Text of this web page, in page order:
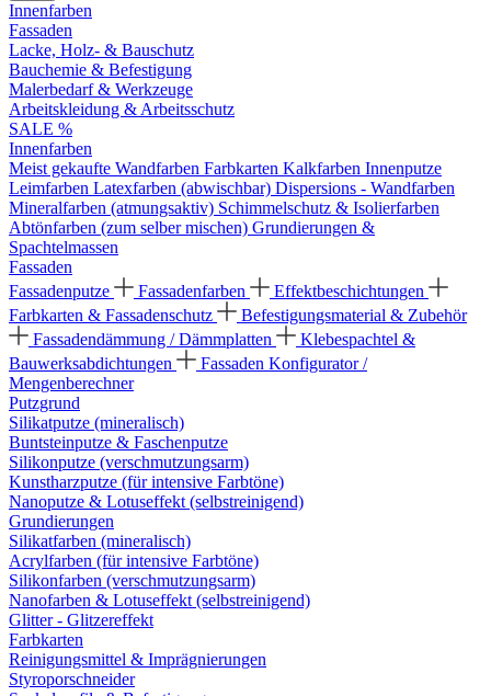
Innenfarben
Fassaden
Lacke, Holz- & Bauschutz
Bauchemie & Befestigung
Malerbedarf & Werkzeuge
Arbeitskleidung & Arbeitsschutz
SALE %
Innenfarben
Meist gekaufte Wandfarben Farbkarten Kalkfarben Innenputze
Leimfarben Latexfarben (abwischbar) Dispersions - Wandfarben
Mineralfarben (atmungsaktiv) Schimmelschutz & Isolierfarben
Abtönfarben (zum selber mischen) Grundierungen &
Spachtelmassen
Fassaden
Fassadenputze
Fassadenfarben
Effektbeschichtungen
Farbkarten & Fassadenschutz
Befestigungsmaterial & Zubehör
Fassadendämmung / Dämmplatten
Klebespachtel &
Bauwerksabdichtungen
Fassaden Konfigurator /
Mengenberechner
Putzgrund
Silikatputze (mineralisch)
Buntsteinputze & Faschenputze
Silikonputze (verschmutzungsarm)
Kunstharzputze (für intensive Farbtöne)
Nanoputze & Lotuseffekt (selbstreinigend)
Grundierungen
Silikatfarben (mineralisch)
Acrylfarben (für intensive Farbtöne)
Silikonfarben (verschmutzungsarm)
Nanofarben & Lotuseffekt (selbstreinigend)
Glitter - Glitzereffekt
Farbkarten
Reinigungsmittel & Imprägnierungen
Styroporschneider